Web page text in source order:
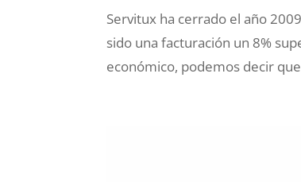
Servitux ha cerrado el año
sido una facturación un 8%
económico, podemos decir